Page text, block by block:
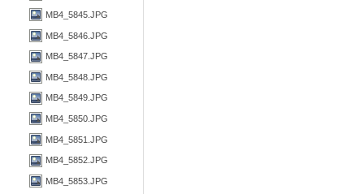
MB4_5845.JPG
MB4_5846.JPG
MB4_5847.JPG
MB4_5848.JPG
MB4_5849.JPG
MB4_5850.JPG
MB4_5851.JPG
MB4_5852.JPG
MB4_5853.JPG